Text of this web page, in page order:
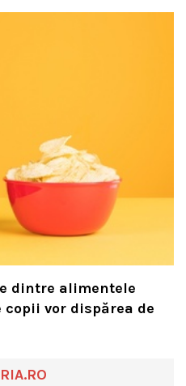
dintre alimentele
vor dispărea de